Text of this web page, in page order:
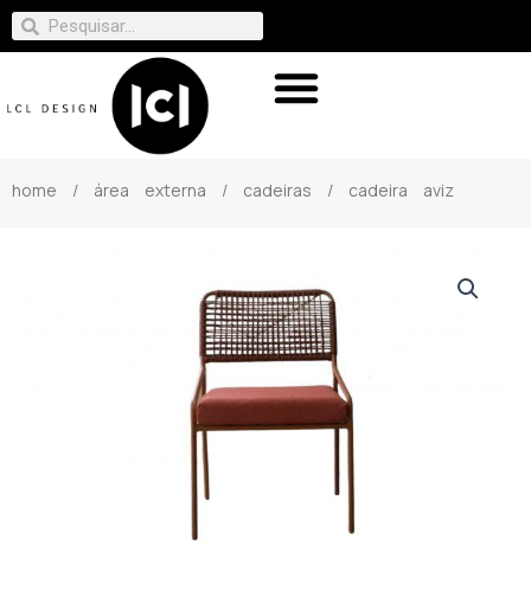
home / área externa / cadeiras / cadeira aviz